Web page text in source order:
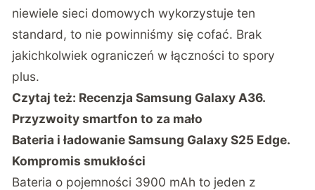
niewiele sieci domowych wykorzystuje ten
standard, to nie powinniśmy się cofać. Brak
jakichkolwiek ograniczeń w łączności to spory
plus.
Czytaj też: Recenzja Samsung Galaxy A36.
Przyzwoity smartfon to za mało
Bateria i ładowanie Samsung Galaxy S25 Edge.
Kompromis smukłości
Bateria o pojemności 3900 mAh to jeden z